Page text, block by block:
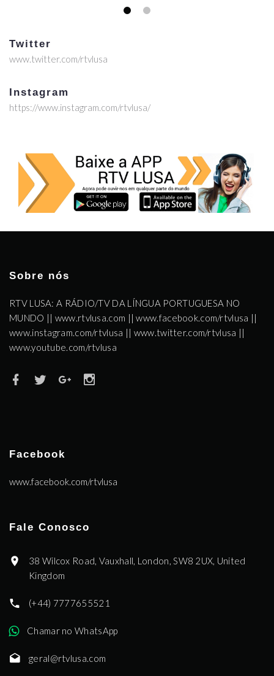
Twitter
www.twitter.com/rtvlusa
Instagram
https://www.instagram.com/rtvlusa/
Sobre nós
RTV LUSA: A RÁDIO/TV DA LÍNGUA PORTUGUESA NO
MUNDO || www.rtvlusa.com || www.facebook.com/rtvlusa ||
www.instagram.com/rtvlusa || www.twitter.com/rtvlusa ||
www.youtube.com/rtvlusa
Facebook
www.facebook.com/rtvlusa
Fale Conosco
38 Wilcox Road, Vauxhall, London, SW8 2UX, United
Kingdom
(+44) 7777655521
Chamar no WhatsApp
geral@rtvlusa.com